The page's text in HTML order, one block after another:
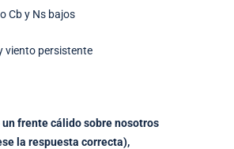
Cb y Ns bajos
viento persistente
un frente cálido sobre nosotros
la respuesta correcta),